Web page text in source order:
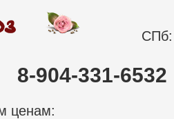
СПб:
8-904-331-6532
ценам: